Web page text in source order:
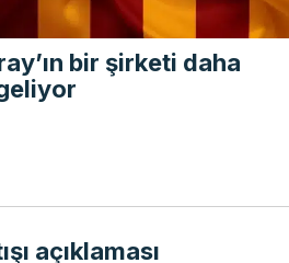
bir şirketi daha
açıklaması